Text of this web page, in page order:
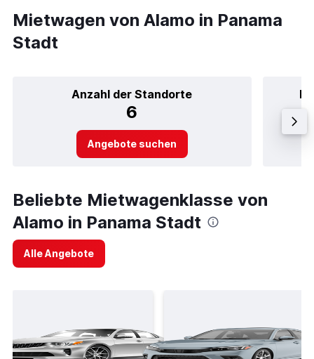
Mietwagen von Alamo in Panama
Stadt
Anzahl der Standorte
6
Angebote suchen
Beliebte Mietwagenklasse von
Alamo in Panama Stadt
Alle Angebote